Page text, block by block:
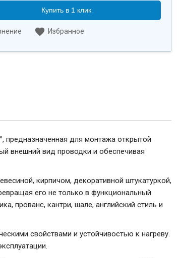
Купить в 1 клик
Избранное
, предназначенная для монтажа открытой
внешний вид проводки и обеспечивая
кирпичом, декоративной штукатуркой,
его не только в функциональный
прованс, кантри, шале, английский стиль и
свойствами и устойчивостью к нагреву.